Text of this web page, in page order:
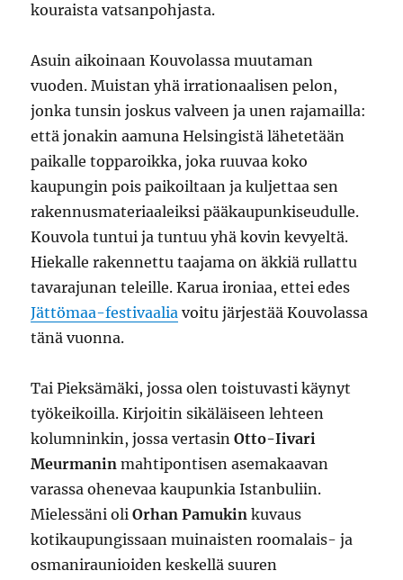
kouraista vatsanpohjasta.
Asuin aikoinaan Kouvolassa muutaman
vuoden. Muistan yhä irrationaalisen pelon,
jonka tunsin joskus valveen ja unen rajamailla:
että jonakin aamuna Helsingistä lähetetään
paikalle topparoikka, joka ruuvaa koko
kaupungin pois paikoiltaan ja kuljettaa sen
rakennusmateriaaleiksi pääkaupunkiseudulle.
Kouvola tuntui ja tuntuu yhä kovin kevyeltä.
Hiekalle rakennettu taajama on äkkiä rullattu
tavarajunan teleille. Karua ironiaa, ettei edes
Jättömaa-festivaalia voitu järjestää Kouvolassa
tänä vuonna.
Tai Pieksämäki, jossa olen toistuvasti käynyt
työkeikoilla. Kirjoitin sikäläiseen lehteen
kolumninkin, jossa vertasinOtto-Iivari
Meurmanin mahtipontisen asemakaavan
varassa ohenevaa kaupunkia Istanbuliin.
Mielessäni oliOrhan Pamukin kuvaus
kotikaupungissaan muinaisten roomalais- ja
osmaniraunioiden keskellä suuren